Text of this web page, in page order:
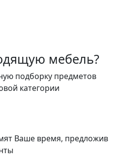
мебель?
подборку предметов
категории
Ваше время, предложив